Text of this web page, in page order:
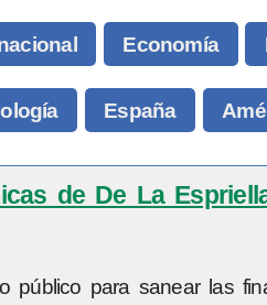
Economía
España
de De La
público para sanear las